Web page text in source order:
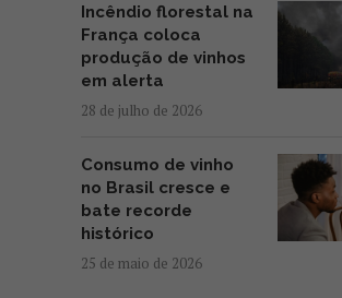
Incêndio florestal na
França coloca
produção de vinhos
em alerta
28 de julho de 2026
Consumo de vinho
no Brasil cresce e
bate recorde
histórico
25 de maio de 2026